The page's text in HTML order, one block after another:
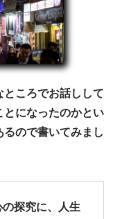
ころでお話しして
とになったのかとい
ので書いてみまし
探究に、人生